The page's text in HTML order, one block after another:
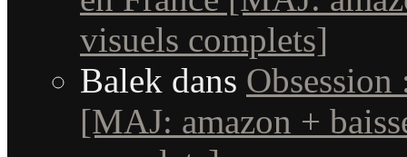
visuels complets]
Balek dans Obsession
[MAJ: amazon +